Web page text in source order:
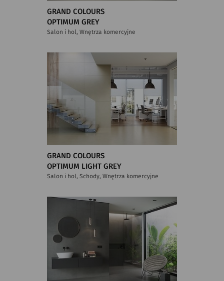
GRAND COLOURS
OPTIMUM GREY
Salon i hol, Wnętrza komercyjne
GRAND COLOURS
OPTIMUM LIGHT GREY
Salon i hol, Schody, Wnętrza komercyjne